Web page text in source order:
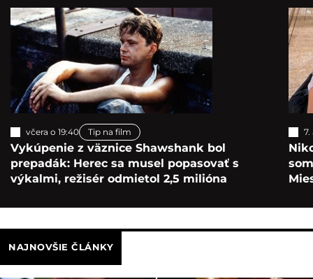
včera o 19:40 Tip na film
Vykúpenie z väznice Shawshank bol
prepadák: Herec sa musel popasovať s
výkalmi, režisér odmietol 2,5 milióna
NAJNOVŠIE ČLÁNKY